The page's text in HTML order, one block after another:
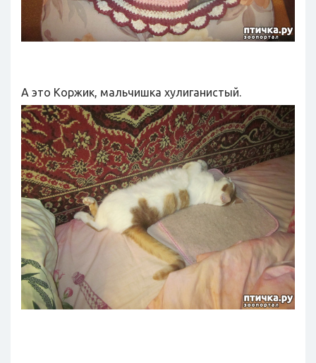
А это Коржик, мальчишка хулиганистый.